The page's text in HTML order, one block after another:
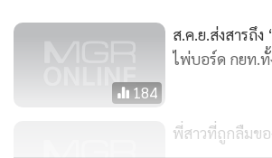
184
ส.ค.ย.ส่งสารถึง
ไพ่บอร์ด กยท.
พี่สาวที่ถูกลืมขอ